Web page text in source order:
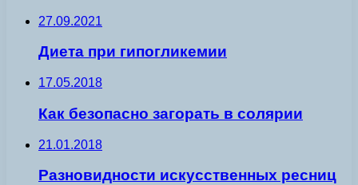
27.09.2021
Диета при гипогликемии
17.05.2018
Как безопасно загорать в солярии
21.01.2018
Разновидности искусственных ресниц